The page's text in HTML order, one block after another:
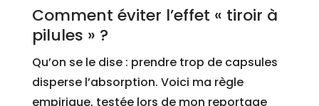
Comment éviter l’effet « tiroir à
pilules » ?
Qu’on se le dise : prendre trop de capsules
disperse l’absorption. Voici ma règle
empirique, testée lors de mon reportage